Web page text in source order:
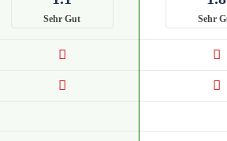
Sehr Gut Sehr